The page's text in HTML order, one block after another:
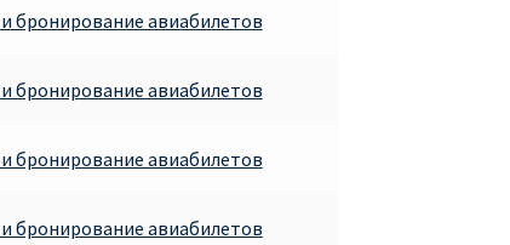
бронирование авиабилетов
бронирование авиабилетов
бронирование авиабилетов
бронирование авиабилетов